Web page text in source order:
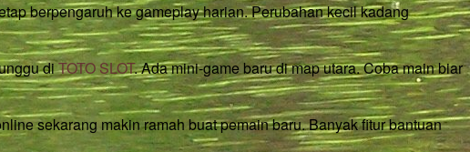
berpengaruh ke gameplay harian. Perubahan kecil kadang
diTOTO SLOT. Ada mini-game baru di map utara. Coba main biar
sekarang makin ramah buat pemain baru. Banyak fitur bantuan